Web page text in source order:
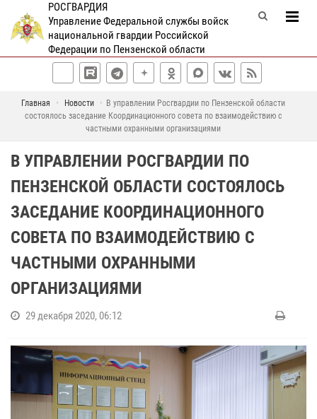
РОСГВАРДИЯ
Управление Федеральной службы войск
национальной гвардии Российской
Федерации по Пензенской области
Главная Новости
В управлении Росгвардии по Пензенской области
состоялось заседание Координационного совета по взаимодействию с
частными охранными организациями
В УПРАВЛЕНИИ РОСГВАРДИИ ПО
ПЕНЗЕНСКОЙ ОБЛАСТИ СОСТОЯЛОСЬ
ЗАСЕДАНИЕ КООРДИНАЦИОННОГО
СОВЕТА ПО ВЗАИМОДЕЙСТВИЮ С
ЧАСТНЫМИ ОХРАННЫМИ
ОРГАНИЗАЦИЯМИ
29 декабря 2020, 06:12